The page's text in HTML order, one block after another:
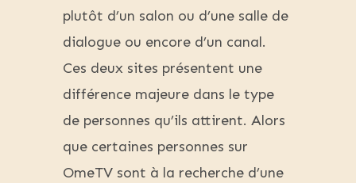
plutôt d’un salon ou d’une salle de
dialogue ou encore d’un canal.
Ces deux sites présentent une
différence majeure dans le type
de personnes qu’ils attirent. Alors
que certaines personnes sur
OmeTV sont à la recherche d’une